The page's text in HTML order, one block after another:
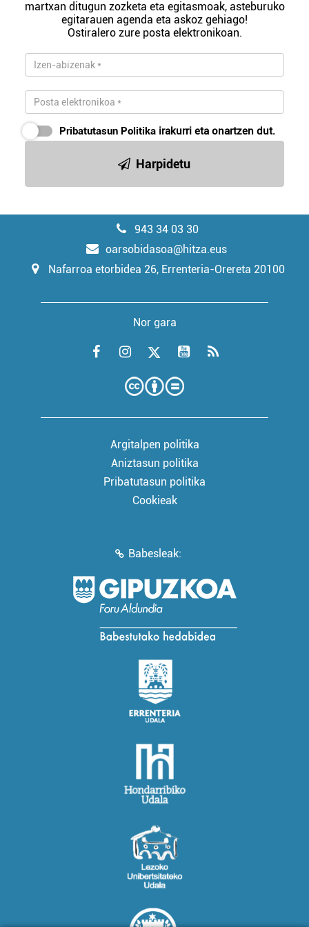
martxan ditugun zozketa eta egitasmoak, asteburuko
egitarauen agenda eta askoz gehiago!
Ostiralero zure posta elektronikoan.
Pribatutasun Politika irakurri eta onartzen dut.
Harpidetu
943 34 03 30
oarsobidasoa@hitza.eus
Nafarroa etorbidea 26, Errenteria-Orereta 20100
Nor gara
Argitalpen politika
Aniztasun politika
Pribatutasun politika
Cookieak
Babesleak: